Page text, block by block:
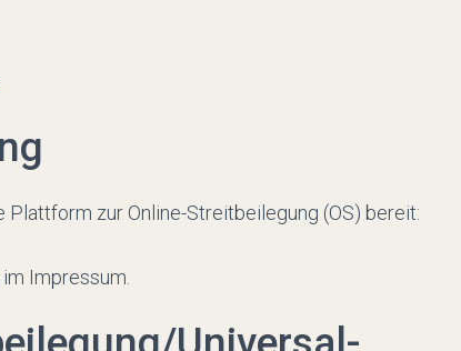
zur Online-Streitbeilegung (OS) bereit:
Impressum.